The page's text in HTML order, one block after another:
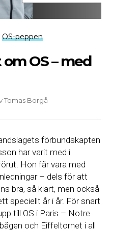
OS-peppen
OS – med
Tomas Borgå
förbundskapten
har varit med i
Hon får vara med
– dels för att
bra, så klart, men också
speciellt år i år. För snart
till OS i Paris – Notre
och Eiffeltornet i all